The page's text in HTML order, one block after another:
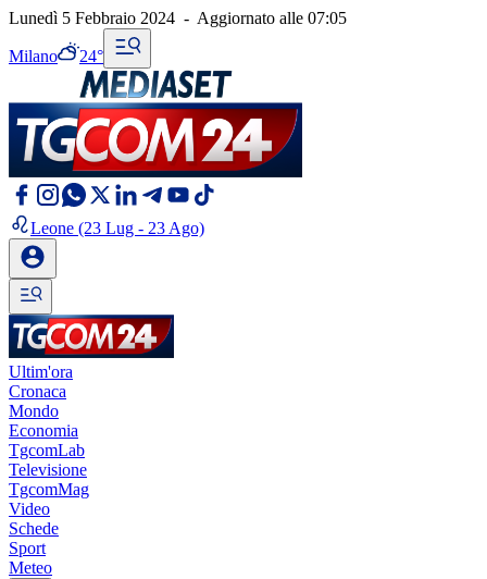
Lunedì 5 Febbraio 2024 - Aggiornato alle 07:05
Milano 24°
Leone (23 Lug - 23 Ago)
Ultim'ora
Cronaca
Mondo
Economia
TgcomLab
Televisione
TgcomMag
Video
Schede
Sport
Meteo